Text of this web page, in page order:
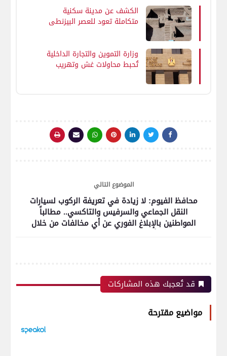
الكشف عن مدينة سكنية
متكاملة تعود للعصر البيزنطي
وزارة التموين والتجارة الداخلية
تُحبط محاولات غش وتهريب
الموضوع التالي
محافظ الفيوم: لا زيادة في تعريفة الركوب لسيارات
النقل الجماعي والسرفيس والتاكسي.. مطالباً
المواطنين بالإبلاغ الفوري عن أي مخالفات من خلال
قد تُعجبك هذه المشاركات
مواضيع مقترحة